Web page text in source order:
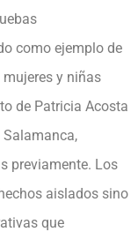
como ejemplo de
y niñas
de Patricia Acosta
previamente. Los
aislados sino
que